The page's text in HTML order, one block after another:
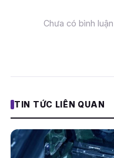
Chưa có bình
TIN TỨC LIÊN QUAN